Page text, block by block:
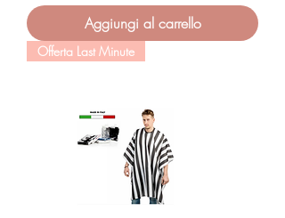
Aggiungi al carrello
Offerta Last Minute